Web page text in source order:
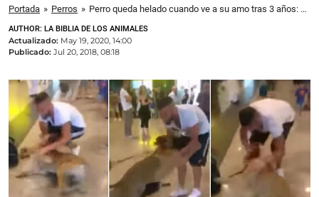
Portada » Perros » Perro queda helado cuando ve a su amo tras 3 años: A los 5 segundos su reacción es impagable
AUTHOR: LA BIBLIA DE LOS ANIMALES
Actualizado: May 19, 2020, 14:00
Publicado: Jul 20, 2018, 08:18